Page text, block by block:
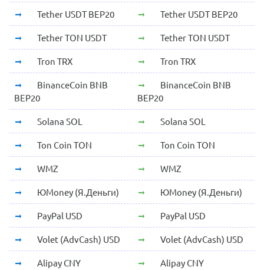
Tether USDT BEP20 Tether USDT BEP20
Tether TON USDT Tether TON USDT
Tron TRX Tron TRX
BinanceCoin BNB
BEP20
BinanceCoin BNB
BEP20
Solana SOL Solana SOL
Ton Coin TON Ton Coin TON
WMZ WMZ
ЮMoney (Я.Деньги) ЮMoney (Я.Деньги)
PayPal USD PayPal USD
Volet (AdvCash) USD Volet (AdvCash) USD
Alipay CNY Alipay CNY